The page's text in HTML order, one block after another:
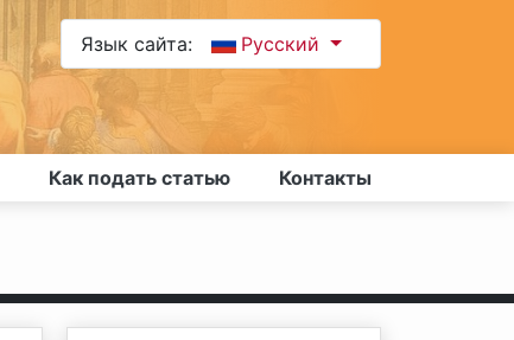
Язык сайта: Русский
Как подать статью Контакты